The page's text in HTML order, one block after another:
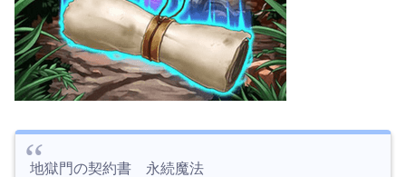
地獄門の契約書 永続魔法